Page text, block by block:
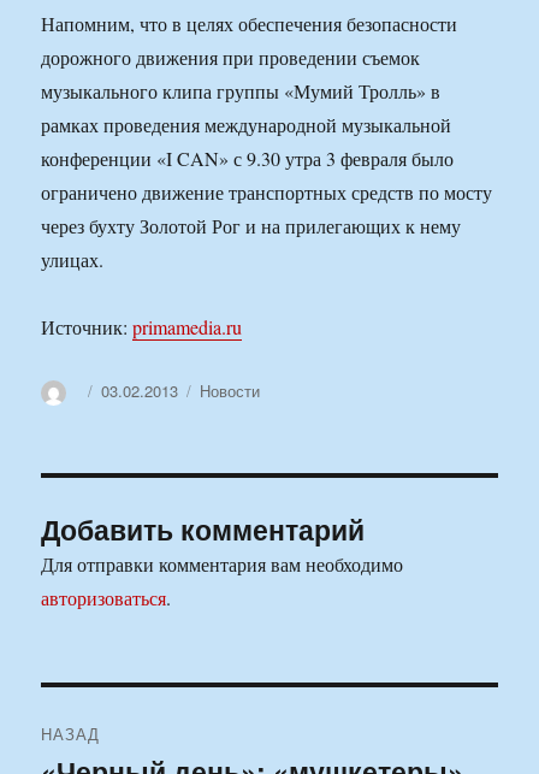
Напомним, что в целях обеспечения безопасности
дорожного движения при проведении съемок
музыкального клипа группы «Мумий Тролль» в
рамках проведения международной музыкальной
конференции «I CAN» с 9.30 утра 3 февраля было
ограничено движение транспортных средств по мосту
через бухту Золотой Рог и на прилегающих к нему
улицах.
Источник:primamedia.ru
АвторОпубликовано
03.02.2013 Рубрики
Новости
Добавить комментарий
Для отправки комментария вам необходимо
авторизоваться.
по
НАЗАД